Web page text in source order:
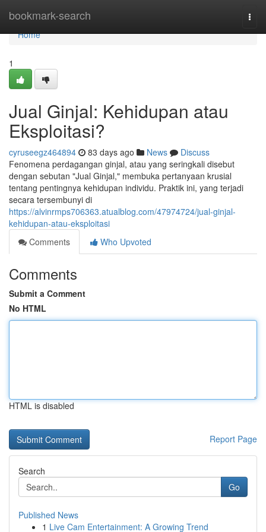
bookmark-search
Home
Home
1
Jual Ginjal: Kehidupan atau
Eksploitasi?
cyruseegz464894 83 days ago News
Discuss
Fenomena perdagangan ginjal, atau yang seringkali disebut
dengan sebutan "Jual Ginjal," membuka pertanyaan krusial
tentang pentingnya kehidupan individu. Praktik ini, yang terjadi
secara tersembunyi di
https://alvinrmps706363.atualblog.com/47974724/jual-ginjal-
kehidupan-atau-eksploitasi
Comments
Who Upvoted
Comments
Submit a Comment
No HTML
HTML is disabled
Report Page
Search
Go
Published News
1 Live Cam Entertainment: A Growing Trend